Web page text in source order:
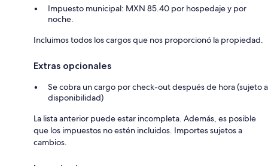
Impuesto municipal: MXN 85.40 por hospedaje y por
noche.
Incluimos todos los cargos que nos proporcionó la propiedad.
Extras opcionales
Se cobra un cargo por check-out después de hora (sujeto a
disponibilidad)
La lista anterior puede estar incompleta. Además, es posible
que los impuestos no estén incluidos. Importes sujetos a
cambios.